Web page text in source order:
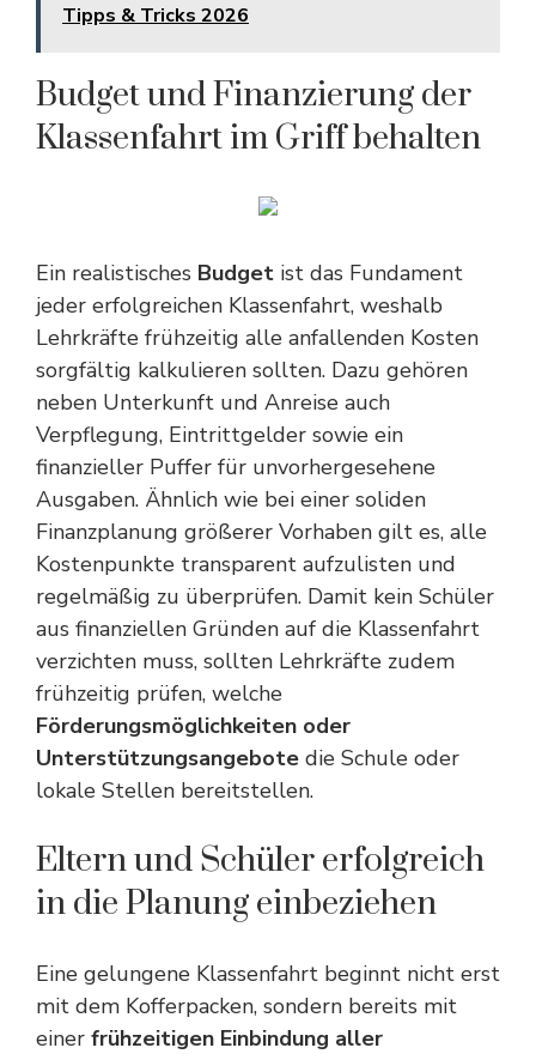
Tipps & Tricks 2026
Budget und Finanzierung der
Klassenfahrt im Griff behalten
Ein realistisches Budget ist das Fundament
jeder erfolgreichen Klassenfahrt, weshalb
Lehrkräfte frühzeitig alle anfallenden Kosten
sorgfältig kalkulieren sollten. Dazu gehören
neben Unterkunft und Anreise auch
Verpflegung, Eintrittgelder sowie ein
finanzieller Puffer für unvorhergesehene
Ausgaben. Ähnlich wie bei einer soliden
Finanzplanung größerer Vorhaben gilt es, alle
Kostenpunkte transparent aufzulisten und
regelmäßig zu überprüfen. Damit kein Schüler
aus finanziellen Gründen auf die Klassenfahrt
verzichten muss, sollten Lehrkräfte zudem
frühzeitig prüfen, welche
Förderungsmöglichkeiten oder
Unterstützungsangebote die Schule oder
lokale Stellen bereitstellen.
Eltern und Schüler erfolgreich
in die Planung einbeziehen
Eine gelungene Klassenfahrt beginnt nicht erst
mit dem Kofferpacken, sondern bereits mit
einer frühzeitigen Einbindung aller